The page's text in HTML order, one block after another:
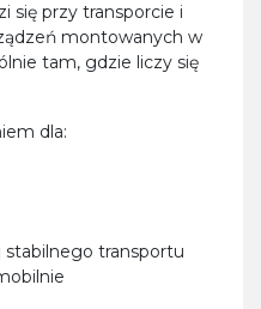
się przy transporcie i
montowanych w
tam, gdzie liczy się
dla:
transportu